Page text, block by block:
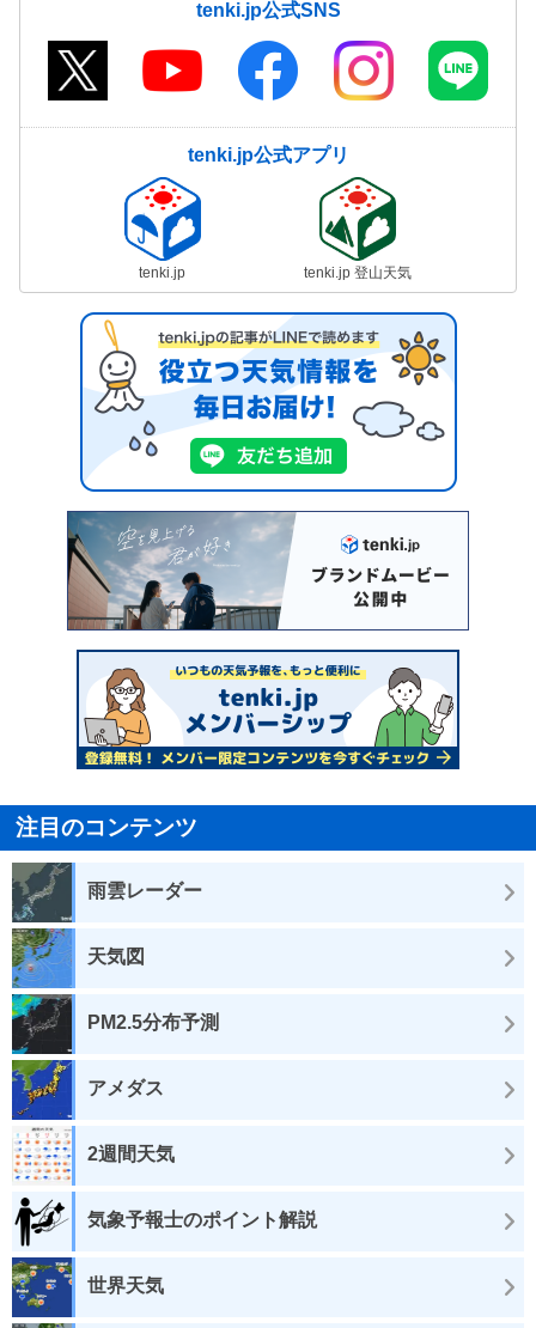
tenki.jp公式SNS
tenki.jp公式アプリ
tenki.jp tenki.jp 登山天気
注目のコンテンツ
雨雲レーダー
天気図
PM2.5分布予測
アメダス
2週間天気
気象予報士のポイント解説
世界天気